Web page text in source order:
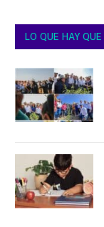
LO QUE HAY QUE